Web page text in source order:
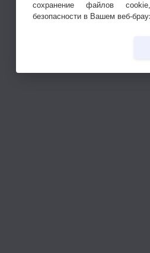
сохранение файлов
безопасности в Вашем веб-